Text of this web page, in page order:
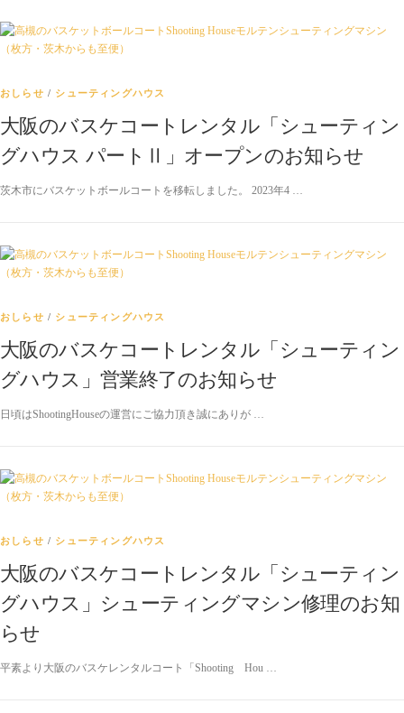
おしらせ / シューティングハウス
大阪のバスケコートレンタル「シューティン
グハウス パートⅡ」オープンのお知らせ
茨木市にバスケットボールコートを移転しました。 2023年4 …
おしらせ / シューティングハウス
大阪のバスケコートレンタル「シューティン
グハウス」営業終了のお知らせ
日頃はShootingHouseの運営にご協力頂き誠にありが …
おしらせ / シューティングハウス
大阪のバスケコートレンタル「シューティン
グハウス」シューティングマシン修理のお知
らせ
平素より大阪のバスケレンタルコート「Shooting Hou …